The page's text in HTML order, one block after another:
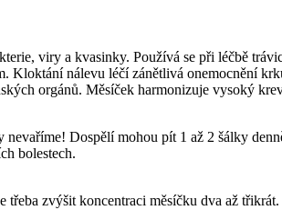
viry a kvasinky. Používá se při léčbě
nálevu léčí zánětlivá onemocnění
orgánů. Měsíček harmonizuje vysoký
Dospělí mohou pít 1 až 2 šálky
bolestech.
zvýšit koncentraci měsíčku dva až třikrát.